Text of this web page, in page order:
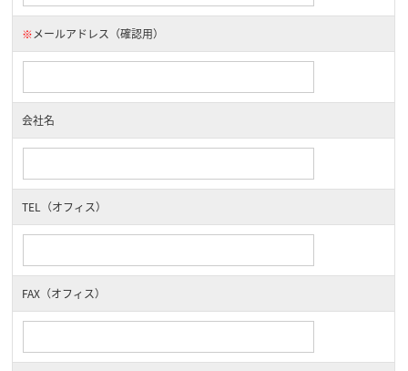
※メールアドレス（確認用）
会社名
TEL（オフィス）
FAX（オフィス）